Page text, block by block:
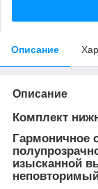
Описание
Описание
Комплект
Гармоничное
изысканной